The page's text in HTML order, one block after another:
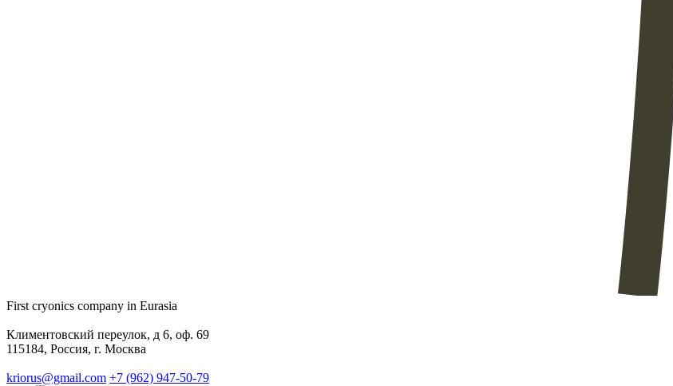
First cryonics company in Eurasia
Климентовский переулок, д 6, оф. 69
115184, Россия, г. Москва
kriorus@gmail.com +7 (962) 947-50-79